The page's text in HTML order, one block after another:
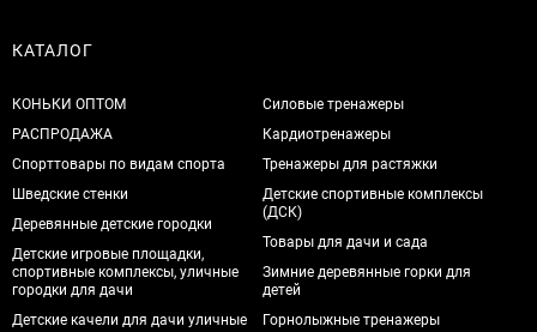
КАТАЛОГ
КОНЬКИ ОПТОМ
РАСПРОДАЖА
Спорттовары по видам спорта
Шведские стенки
Деревянные детские городки
Детские игровые площадки,
спортивные комплексы, уличные
городки для дачи
Детские качели для дачи уличные
Силовые тренажеры
Кардиотренажеры
Тренажеры для растяжки
Детские спортивные комплексы
(ДСК)
Товары для дачи и сада
Зимние деревянные горки для
детей
Горнолыжные тренажеры